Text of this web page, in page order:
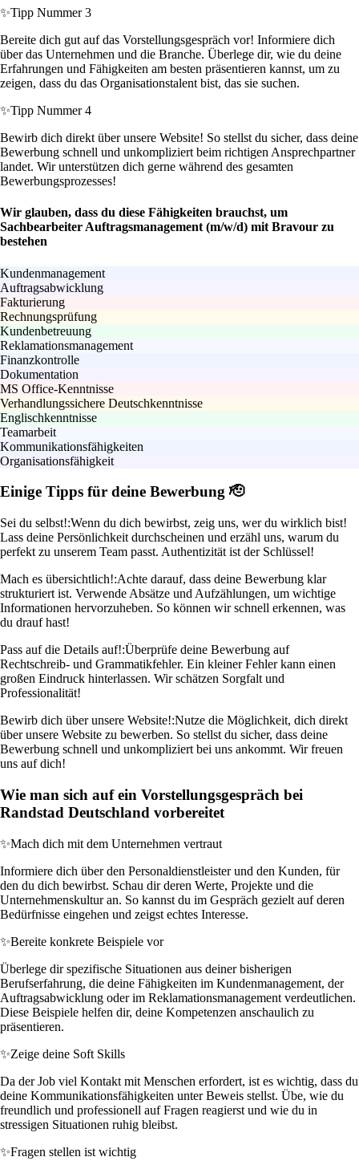
✨Tipp Nummer 3
Bereite dich gut auf das Vorstellungsgespräch vor! Informiere dich
über das Unternehmen und die Branche. Überlege dir, wie du deine
Erfahrungen und Fähigkeiten am besten präsentieren kannst, um zu
zeigen, dass du das Organisationstalent bist, das sie suchen.
✨Tipp Nummer 4
Bewirb dich direkt über unsere Website! So stellst du sicher, dass deine
Bewerbung schnell und unkompliziert beim richtigen Ansprechpartner
landet. Wir unterstützen dich gerne während des gesamten
Bewerbungsprozesses!
Wir glauben, dass du diese Fähigkeiten brauchst, um
Sachbearbeiter Auftragsmanagement (m/w/d) mit Bravour zu
bestehen
Kundenmanagement
Auftragsabwicklung
Fakturierung
Rechnungsprüfung
Kundenbetreuung
Reklamationsmanagement
Finanzkontrolle
Dokumentation
MS Office-Kenntnisse
Verhandlungssichere Deutschkenntnisse
Englischkenntnisse
Teamarbeit
Kommunikationsfähigkeiten
Organisationsfähigkeit
Einige Tipps für deine Bewerbung 🫡
Sei du selbst!:Wenn du dich bewirbst, zeig uns, wer du wirklich bist!
Lass deine Persönlichkeit durchscheinen und erzähl uns, warum du
perfekt zu unserem Team passt. Authentizität ist der Schlüssel!
Mach es übersichtlich!:Achte darauf, dass deine Bewerbung klar
strukturiert ist. Verwende Absätze und Aufzählungen, um wichtige
Informationen hervorzuheben. So können wir schnell erkennen, was
du drauf hast!
Pass auf die Details auf!:Überprüfe deine Bewerbung auf
Rechtschreib- und Grammatikfehler. Ein kleiner Fehler kann einen
großen Eindruck hinterlassen. Wir schätzen Sorgfalt und
Professionalität!
Bewirb dich über unsere Website!:Nutze die Möglichkeit, dich direkt
über unsere Website zu bewerben. So stellst du sicher, dass deine
Bewerbung schnell und unkompliziert bei uns ankommt. Wir freuen
uns auf dich!
Wie man sich auf ein Vorstellungsgespräch bei
Randstad Deutschland vorbereitet
✨Mach dich mit dem Unternehmen vertraut
Informiere dich über den Personaldienstleister und den Kunden, für
den du dich bewirbst. Schau dir deren Werte, Projekte und die
Unternehmenskultur an. So kannst du im Gespräch gezielt auf deren
Bedürfnisse eingehen und zeigst echtes Interesse.
✨Bereite konkrete Beispiele vor
Überlege dir spezifische Situationen aus deiner bisherigen
Berufserfahrung, die deine Fähigkeiten im Kundenmanagement, der
Auftragsabwicklung oder im Reklamationsmanagement verdeutlichen.
Diese Beispiele helfen dir, deine Kompetenzen anschaulich zu
präsentieren.
✨Zeige deine Soft Skills
Da der Job viel Kontakt mit Menschen erfordert, ist es wichtig, dass du
deine Kommunikationsfähigkeiten unter Beweis stellst. Übe, wie du
freundlich und professionell auf Fragen reagierst und wie du in
stressigen Situationen ruhig bleibst.
✨Fragen stellen ist wichtig